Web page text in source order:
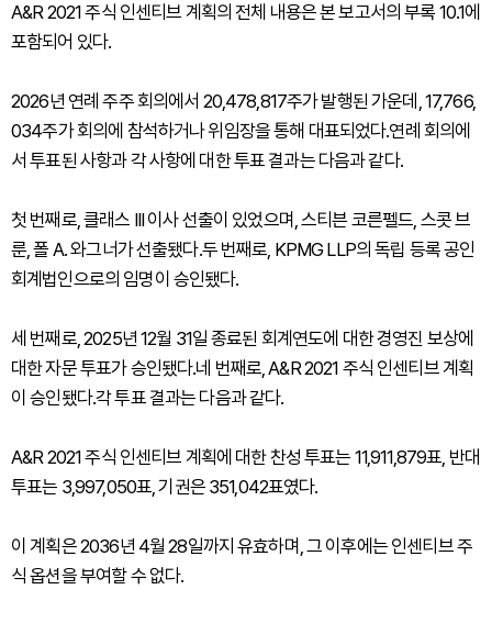
A&R 2021 주식 인센티브 계획의 전체 내용은 본 보고서의 부록 10.1에
포함되어 있다.
2026년 연례 주주 회의에서 20,478,817주가 발행된 가운데, 17,766,
034주가 회의에 참석하거나 위임장을 통해 대표되었다.연례 회의에
서 투표된 사항과 각 사항에 대한 투표 결과는 다음과 같다.
첫 번째로, 클래스 III 이사 선출이 있었으며, 스티븐 코른펠드, 스콧 브
룬, 폴 A. 와그너가 선출됐다.두 번째로, KPMG LLP의 독립 등록 공인
회계법인으로의 임명이 승인됐다.
세 번째로, 2025년 12월 31일 종료된 회계연도에 대한 경영진 보상에
대한 자문 투표가 승인됐다.네 번째로, A&R 2021 주식 인센티브 계획
이 승인됐다.각 투표 결과는 다음과 같다.
A&R 2021 주식 인센티브 계획에 대한 찬성 투표는 11,911,879표, 반대
투표는 3,997,050표, 기권은 351,042표였다.
이 계획은 2036년 4월 28일까지 유효하며, 그 이후에는 인센티브 주
식 옵션을 부여할 수 없다.